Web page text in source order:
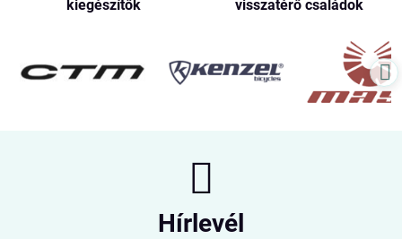
kiegészítők
visszatérő családok
Hírlevél